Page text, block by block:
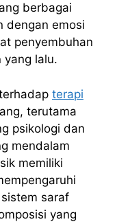
berbagai
dengan emosi
penyembuhan
yang lalu.
terapi
terutama
psikologi dan
mendalam
memiliki
saraf
yang